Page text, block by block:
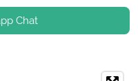
Chat